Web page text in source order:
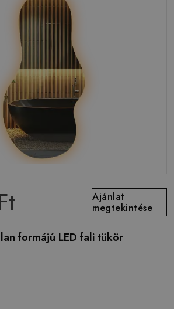
Ajánlat
megtekintése
formájú LED fali tükör